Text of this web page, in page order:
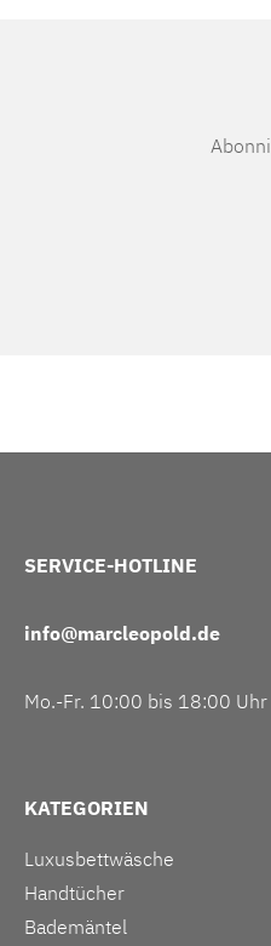
SERVICE-HOTLINE
info@marcleopold.de
Mo.-Fr. 10:00 bis 18:00 Uhr
KATEGORIEN
Luxusbettwäsche
Handtücher
Bademäntel